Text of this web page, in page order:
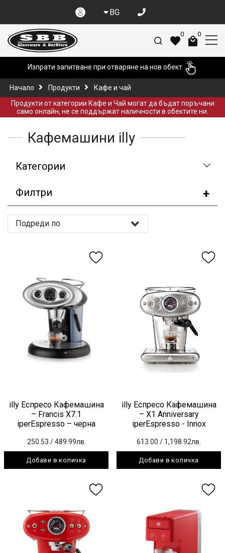
BG
0 0
Изпрати запитване при отваряне на нов обект
Начало Продукти
Кафе и чай
Продукти от категории Кафе и Чай могат да бъдат поръчани
само онлайн, не се поддържат наличности в обектите ни.
Кафемашини illy
Категории
Филтри
Подреди по
illy Еспресо Кафемашина
– Francis X7.1
iperEspresso – черна
250.53 / 489.99лв.
Добави в количка
illy Еспресо Кафемашина
– X1 Anniversary
iperEspresso - Innox
613.00 / 1,198.92лв.
Добави в количка